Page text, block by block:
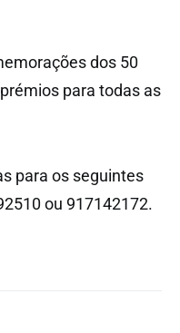
dos 50
para todas as
para os seguintes
ou 917142172.